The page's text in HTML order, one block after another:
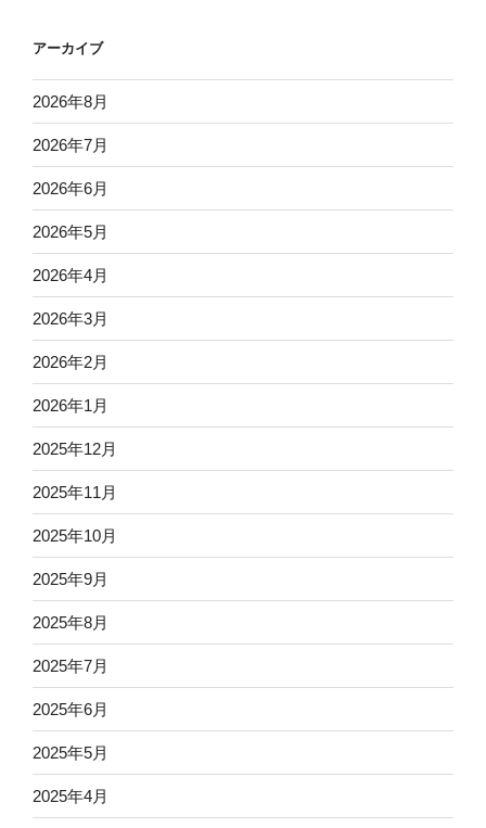
アーカイブ
2026年8月
2026年7月
2026年6月
2026年5月
2026年4月
2026年3月
2026年2月
2026年1月
2025年12月
2025年11月
2025年10月
2025年9月
2025年8月
2025年7月
2025年6月
2025年5月
2025年4月